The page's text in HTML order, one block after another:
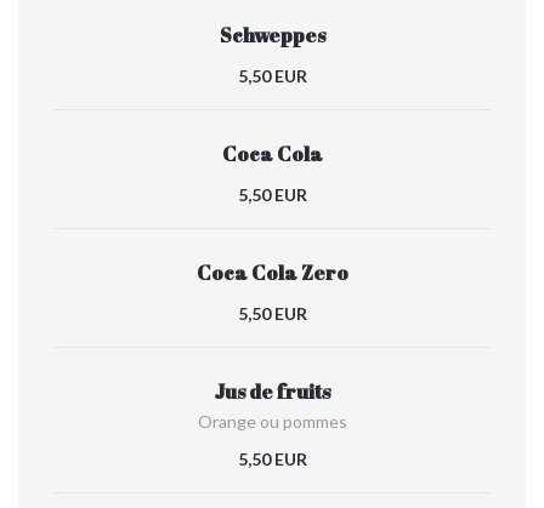
Schweppes
5,50 EUR
Coca Cola
5,50 EUR
Coca Cola Zero
5,50 EUR
Jus de fruits
Orange ou pommes
5,50 EUR